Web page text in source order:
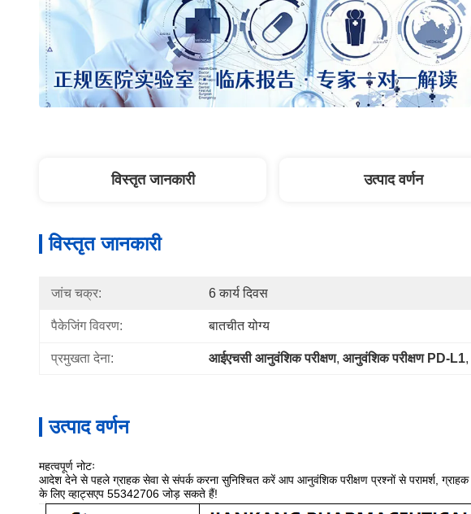
विस्तृत जानकारी उत्पाद वर्णन
विस्तृत जानकारी
जांच चक्र: 6 कार्य दिवस
पैकेजिंग विवरण: बातचीत योग्य
प्रमुखता देना: आईएचसी आनुवंशिक परीक्षण, आनुवंशिक परीक्षण PD-L1,
उत्पाद वर्णन
महत्वपूर्ण नोटः
आदेश देने से पहले ग्राहक सेवा से संपर्क करना सुनिश्चित करें आप आनुवंशिक परीक्षण प्रश्नों से परामर्श,
के लिए व्हाट्सएप 55342706 जोड़ सकते हैं!